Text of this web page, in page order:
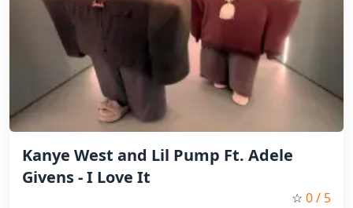
Kanye West and Lil Pump Ft. Adele
Givens - I Love It
☆ 0/ 5